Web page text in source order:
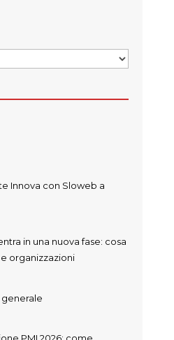
Innova con Sloweb a
in una nuova fase: cosa
organizzazioni